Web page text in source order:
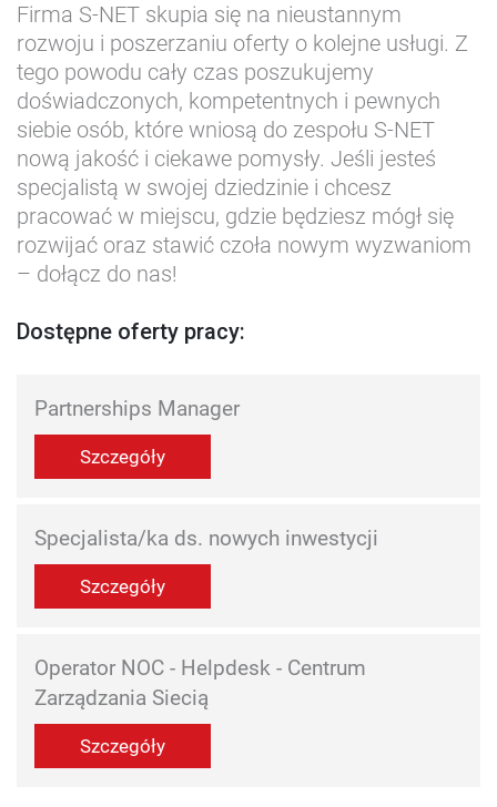
Firma S-NET skupia się na nieustannym
rozwoju i poszerzaniu oferty o kolejne usługi. Z
tego powodu cały czas poszukujemy
doświadczonych, kompetentnych i pewnych
siebie osób, które wniosą do zespołu S-NET
nową jakość i ciekawe pomysły. Jeśli jesteś
specjalistą w swojej dziedzinie i chcesz
pracować w miejscu, gdzie będziesz mógł się
rozwijać oraz stawić czoła nowym wyzwaniom
– dołącz do nas!
Dostępne oferty pracy:
Partnerships Manager
Szczegóły
Specjalista/ka ds. nowych inwestycji
Szczegóły
Operator NOC - Helpdesk - Centrum
Zarządzania Siecią
Szczegóły